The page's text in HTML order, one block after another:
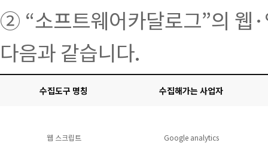
② “소프트웨어카달로그”의 웹
다음과 같습니다.
수집도구 명칭 수집해가는 사업자
웹 스크립트 Google analytics